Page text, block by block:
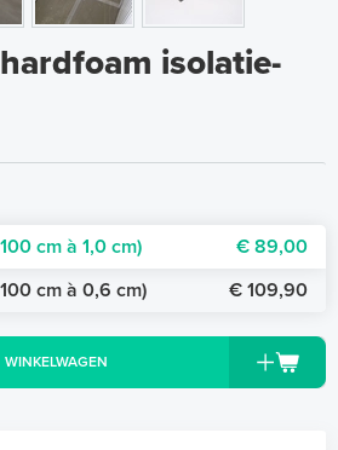
isolatie-
cm à 1,0 cm)
€ 89,00
cm à 0,6 cm)
€ 109,90
WINKELWAGEN